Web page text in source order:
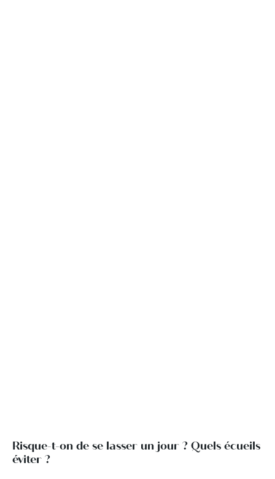
Risque-t-on de se lasser un jour ? Quels écueils
éviter ?